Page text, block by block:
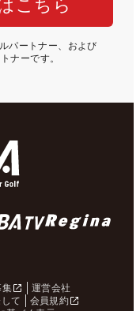
こちら
パートナー、および
ナーです。
集
運営会社
て
会員規約